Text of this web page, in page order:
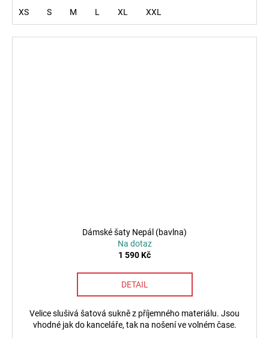
XS S M L XL XXL
Dámské šaty Nepál (bavlna)
Na dotaz
1 590 Kč
DETAIL
Velice slušivá šatová sukně z příjemného materiálu. Jsou
vhodné jak do kanceláře, tak na nošení ve volném čase.